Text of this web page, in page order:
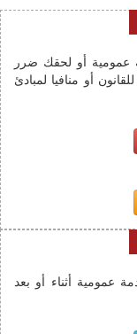
عمومية أو لحقك ضرر
أو منافيا لمبادئ